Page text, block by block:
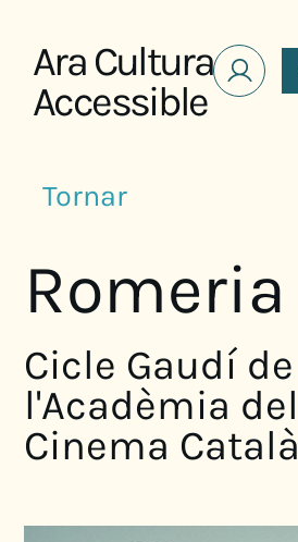
Ara Cultura
Accessible
Tornar
Romeria
Cicle Gaudí de
l'Acadèmia del
Cinema Català